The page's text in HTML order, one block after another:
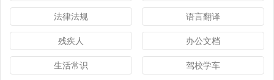
法律法规 语言翻译
残疾人 办公文档
生活常识 驾校学车